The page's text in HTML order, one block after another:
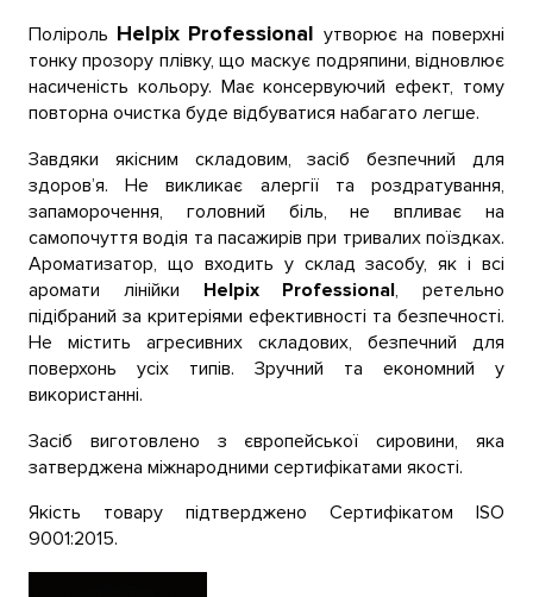
Поліроль Helpix Professional утворює на поверхні
тонку прозору плівку, що маскує подряпини, відновлює
насиченість кольору. Має консервуючий ефект, тому
повторна очистка буде відбуватися набагато легше.
Завдяки якісним складовим, засіб безпечний для
здоров’я. Не викликає алергії та роздратування,
запаморочення, головний біль, не впливає на
самопочуття водія та пасажирів при тривалих поїздках.
Ароматизатор, що входить у склад засобу, як і всі
аромати лінійки Helpix Professional, ретельно
підібраний за критеріями ефективності та безпечності.
Не містить агресивних складових, безпечний для
поверхонь усіх типів. Зручний та економний у
використанні.
Засіб виготовлено з європейської сировини, яка
затверджена міжнародними сертифікатами якості.
Якість товару підтверджено Сертифікатом ISO
9001:2015.